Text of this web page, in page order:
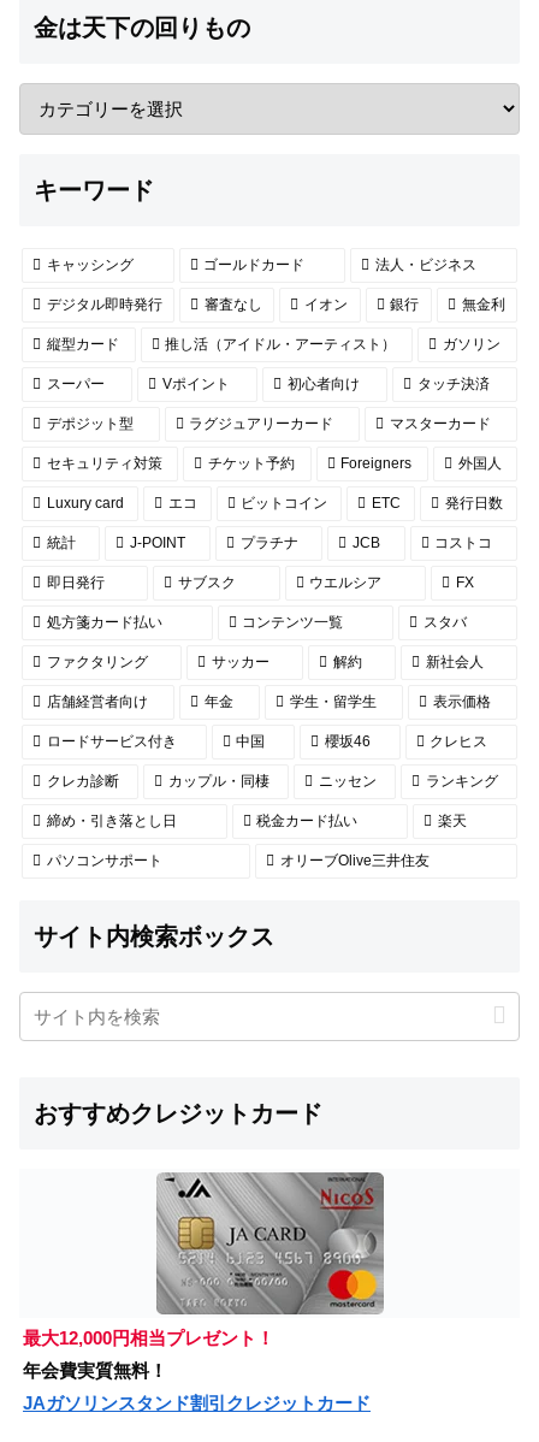
金は天下の回りもの
キーワード
キャッシング ゴールドカード 法人・ビジネス
デジタル即時発行 審査なし イオン 銀行 無金利
縦型カード 推し活（アイドル・アーティスト） ガソリン
スーパー Vポイント 初心者向け タッチ決済
デポジット型 ラグジュアリーカード マスターカード
セキュリティ対策 チケット予約 Foreigners 外国人
Luxury card エコ ビットコイン ETC 発行日数
統計 J-POINT プラチナ JCB コストコ
即日発行 サブスク ウエルシア FX
処方箋カード払い コンテンツ一覧 スタバ
ファクタリング サッカー 解約 新社会人
店舗経営者向け 年金 学生・留学生 表示価格
ロードサービス付き 中国 櫻坂46 クレヒス
クレカ診断 カップル・同棲 ニッセン ランキング
締め・引き落とし日 税金カード払い 楽天
パソコンサポート オリーブOlive三井住友
サイト内検索ボックス
おすすめクレジットカード
最大12,000円相当プレゼント！
年会費実質無料！
JAガソリンスタンド割引クレジットカード